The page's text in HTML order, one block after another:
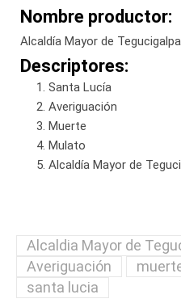
Nombre productor:
Alcaldía Mayor de Tegucigalpa.
Descriptores:
Santa Lucía
Averiguación
Muerte
Mulato
Alcaldía Mayor de
Alcaldia Mayor de
Averiguación
santa lucia